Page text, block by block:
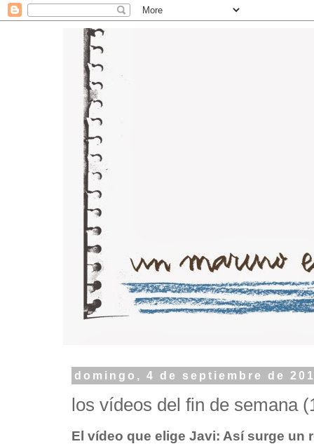
domingo, 4 de septiembre de
los vídeos del fin de semana
El vídeo que elige Javi: Así surge un